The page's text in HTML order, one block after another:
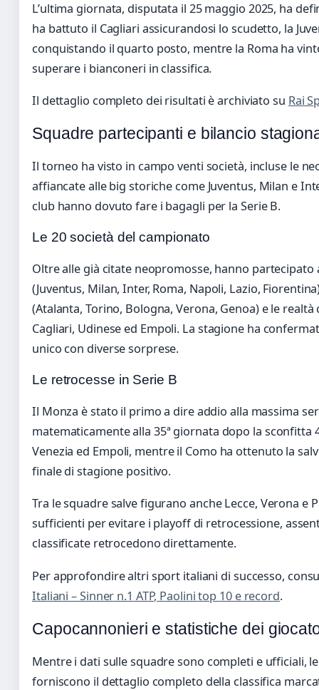
L’ultima giornata, disputata il 25 maggio 2025, ha
ha battuto il Cagliari assicurandosi lo scudetto, la
conquistando il quarto posto, mentre la Roma ha
superare i bianconeri in classifica.
Il dettaglio completo dei risultati è archiviato su Rai
Squadre partecipanti e bilancio
Il torneo ha visto in campo venti società, incluse le
affiancate alle big storiche come Juventus, Milan e
club hanno dovuto fare i bagagli per la Serie B.
Le 20 società del campionato
Oltre alle già citate neopromosse, hanno
(Juventus, Milan, Inter, Roma, Napoli, Lazio,
(Atalanta, Torino, Bologna, Verona, Genoa) e le
Cagliari, Udinese ed Empoli. La stagione ha
unico con diverse sorprese.
Le retrocesse in Serie B
Il Monza è stato il primo a dire addio alla massima
matematicamente alla 35ª giornata dopo la sconfitta
Venezia ed Empoli, mentre il Como ha ottenuto la
finale di stagione positivo.
Tra le squadre salve figurano anche Lecce, Verona e
sufficienti per evitare i playoff di retrocessione,
classificate retrocedono direttamente.
Per approfondire altri sport italiani di successo,
Italiani – Sinner n.1 ATP, Paolini top 10 e record.
Capocannonieri e statistiche dei
Mentre i dati sulle squadre sono completi e ufficiali,
forniscono il dettaglio completo della classifica